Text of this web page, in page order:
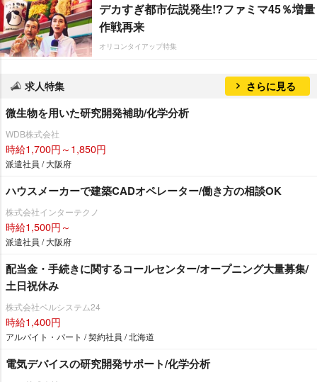
デカすぎ都市伝説発生!?ファミマ45％増量
作戦再来
オリコンタイアップ特集
求人特集 さらに見る
微生物を用いた研究開発補助/化学分析
WDB株式会社
時給1,700円～1,850円
派遣社員 / 大阪府
ハウスメーカーで建築CADオペレーター/働き方の相談OK
株式会社インターテクノ
時給1,500円～
派遣社員 / 大阪府
配当金・手続きに関するコールセンター/オープニング大量募集/
土日祝休み
株式会社ベルシステム24
時給1,400円
アルバイト・パート / 契約社員 / 北海道
電気デバイスの研究開発サポート/化学分析